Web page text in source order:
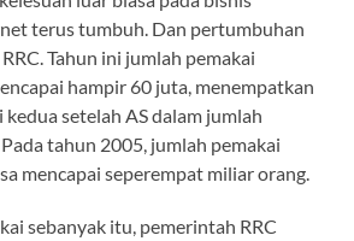
terus tumbuh. Dan pertumbuhan
Tahun ini jumlah pemakai
hampir 60 juta, menempatkan
kedua setelah AS dalam jumlah
tahun 2005, jumlah pemakai
mencapai seperempat miliar orang.
sebanyak itu, pemerintah RRC